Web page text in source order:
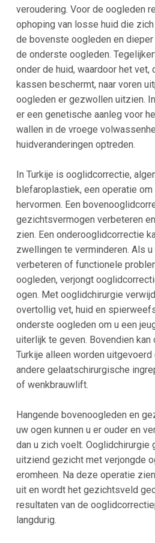
veroudering. Voor de oogleden
ophoping van losse huid die
de bovenste oogleden en
de onderste oogleden.
onder de huid, waardoor het vet,
kassen beschermt, naar voren
oogleden er gezwollen uitzien.
er een genetische aanleg voor
wallen in de vroege
huidveranderingen optreden.
In Turkije is ooglidcorrectie,
blefaroplastiek, een operatie
hervormen. Een
gezichtsvermogen verbeteren
zien. Een onderooglidcorrectie
zwellingen te verminderen. Als
verbeteren of functionele
oogleden, verjongt
ogen. Met ooglidchirurgie
overtollig vet, huid en
onderste oogleden om u een
uiterlijk te geven. Bovendien kan
Turkije alleen worden
andere gelaatschirurgische
of wenkbrauwlift.
Hangende bovenoogleden en
uw ogen kunnen u er ouder en
dan u zich voelt. Ooglidchirurgie
uitziend gezicht met verjongde
eromheen. Na deze operatie
uit en wordt het gezichtsveld
resultaten van de
langdurig.